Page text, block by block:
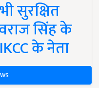
सुरक्षित
सिंह के
के नेता